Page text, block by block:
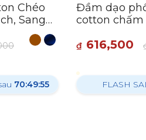
Chéo
Sang
70:49:53
Đầm dạo
cotton chấm
₫ 616,500
FLASH